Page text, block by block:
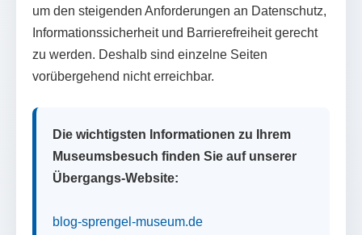
um den steigenden Anforderungen an Datenschutz,
Informationssicherheit und Barrierefreiheit gerecht
zu werden. Deshalb sind einzelne Seiten
vorübergehend nicht erreichbar.
Die wichtigsten Informationen zu Ihrem
Museumsbesuch finden Sie auf unserer
Übergangs-Website:
blog-sprengel-museum.de